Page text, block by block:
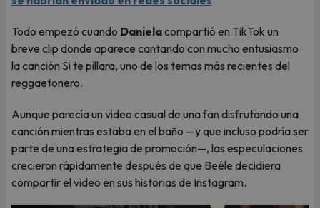
Todo empezó cuando Danielacompartió en TikTok un
breve clip donde aparece cantando con mucho entusiasmo
la canción Si te pillara, uno de los temas más recientes del
reggaetonero.
Aunque parecía un video casual de una fan disfrutando una
canción mientras estaba en el baño —y que incluso podría ser
parte de una estrategia de promoción—, las especulaciones
crecieron rápidamente después de que Beéle decidiera
compartir el video en sus historias de Instagram.